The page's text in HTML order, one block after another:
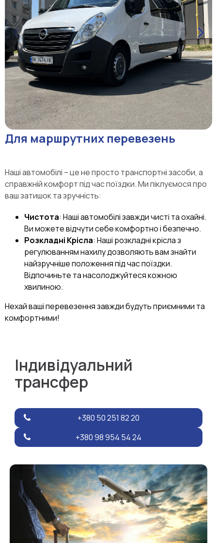
Для маршрутних перевезень
Наші автомобілі – це не просто транспортні засоби, а
справжній комфорт під час поїздки. Ми піклуємося про
ваш затишок та зручність:
Чистота: Наші автомобілі завжди чисті та охайні.
Ви можете відчути себе комфортно і безпечно.
Розкладні Крісла: Наші розкладні крісла з
регулюванням нахилу дозволяють вам знайти
найзручніше положення під час поїздки.
Відпочиньте та насолоджуйтеся кожною
хвилиною.
Нехай ваші перевезення завжди будуть приємними та
комфортними!
Індивідуальний
трансфер
+380 50 251 82 20
+380 98 954 54 24